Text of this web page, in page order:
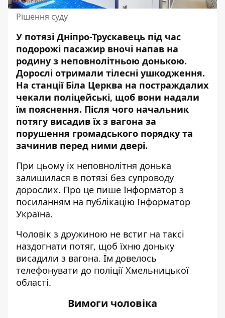
Рішення суду
У потязі Дніпро-Трускавець під час
подорожі пасажир вночі напав на
родину з неповнолітньою донькою.
Дорослі отримали тілесні ушкодження.
На станції Біла Церква на постраждалих
чекали поліцейські, щоб вони надали
їм пояснення. Після чого начальник
потягу висадив їх з вагона за
порушення громадського порядку та
зачинив перед ними двері.
При цьому їх неповнолітня донька
залишилася в потязі без супроводу
дорослих. Про це пише Інформатор з
посиланням на публікацію Інформатор
Україна.
Чоловік з дружиною не встиг на таксі
наздогнати потяг, щоб їхню доньку
висадили з вагона. Їм довелось
телефонувати до поліції Хмельницької
області.
Вимоги чоловіка